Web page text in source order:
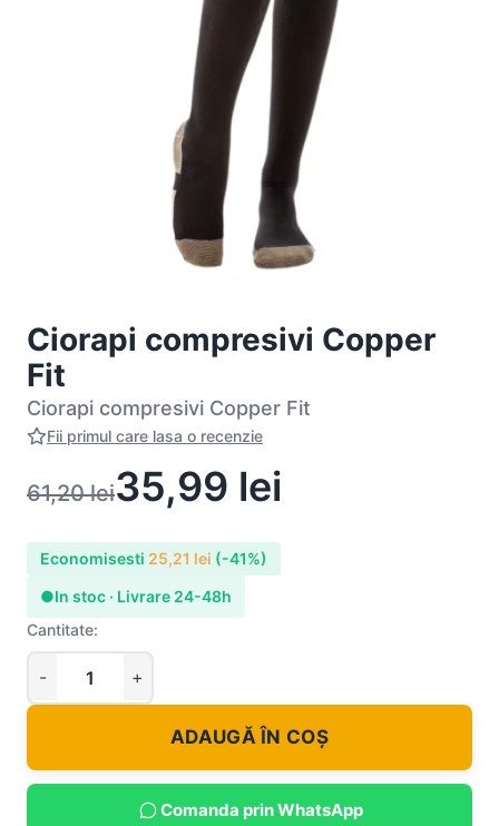
Ciorapi compresivi Copper
Fit
Ciorapi compresivi Copper Fit
Fii primul care lasa o recenzie
61,20lei35,99 lei
Economisesti 25,21 lei (-41%)
●In stoc · Livrare 24-48h
Cantitate:
ADAUGĂ ÎN COȘ
Comanda prin WhatsApp